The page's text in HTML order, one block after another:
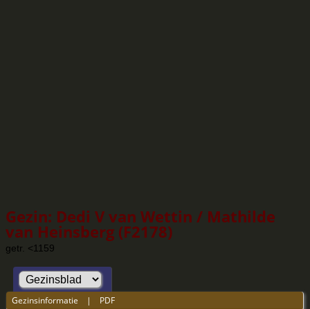
Gezin: Dedi V van Wettin / Mathilde
van Heinsberg (F2178)
getr. <1159
Gezinsinformatie | PDF